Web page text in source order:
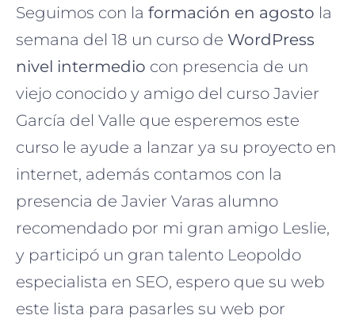
Seguimos con la formación en agosto la
semana del 18 un curso de WordPress
nivel intermedio con presencia de un
viejo conocido y amigo del curso Javier
García del Valle que esperemos este
curso le ayude a lanzar ya su proyecto en
internet, además contamos con la
presencia de Javier Varas alumno
recomendado por mi gran amigo Leslie,
y participó un gran talento Leopoldo
especialista en SEO, espero que su web
este lista para pasarles su web por